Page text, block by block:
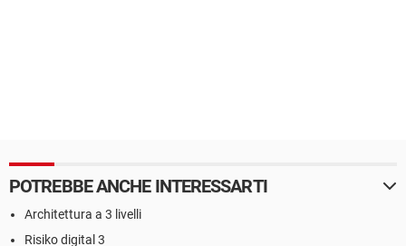
POTREBBE ANCHE INTERESSARTI
Architettura a 3 livelli
Risiko digital 3